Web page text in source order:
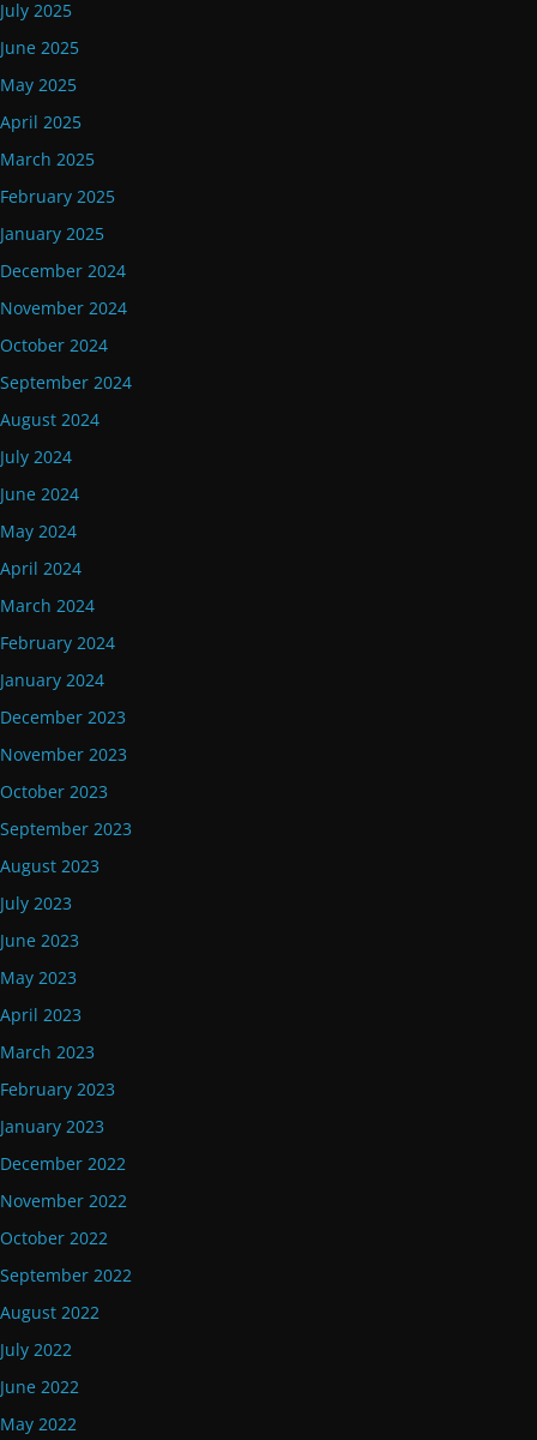
July 2025
June 2025
May 2025
April 2025
March 2025
February 2025
January 2025
December 2024
November 2024
October 2024
September 2024
August 2024
July 2024
June 2024
May 2024
April 2024
March 2024
February 2024
January 2024
December 2023
November 2023
October 2023
September 2023
August 2023
July 2023
June 2023
May 2023
April 2023
March 2023
February 2023
January 2023
December 2022
November 2022
October 2022
September 2022
August 2022
July 2022
June 2022
May 2022